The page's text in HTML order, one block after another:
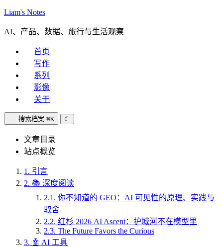
Liam's Notes
AI、产品、数据、旅行与生活观察
首页
写作
系列
影像
关于
搜索档案 ⌘K ☾
文章目录
站点概览
1. 引言
2. 📚 深度阅读
2.1. 你不知道的 GEO：AI 可见性的原理、实践与
取舍
2.2. 红杉 2026 AI Ascent：护城河不在模型里
2.3. The Future Favors the Curious
3. 🤖 AI 工具